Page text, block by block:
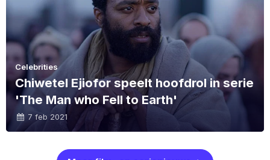
Celebrities
Chiwetel Ejiofor speelt hoofdrol in serie
'The Man who Fell to Earth'
7 feb 2021